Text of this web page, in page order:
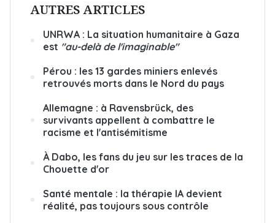
AUTRES ARTICLES
UNRWA : La situation humanitaire à Gaza
est "au-delà de l'imaginable"
Pérou : les 13 gardes miniers enlevés
retrouvés morts dans le Nord du pays
Allemagne : à Ravensbrück, des
survivants appellent à combattre le
racisme et l'antisémitisme
À Dabo, les fans du jeu sur les traces de la
Chouette d'or
Santé mentale : la thérapie IA devient
réalité, pas toujours sous contrôle